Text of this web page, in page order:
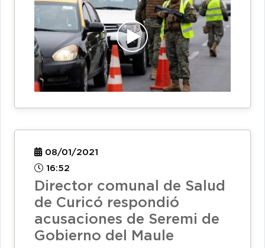
08/01/2021
16:52
Director comunal de Salud
de Curicó respondió
acusaciones de Seremi de
Gobierno del Maule